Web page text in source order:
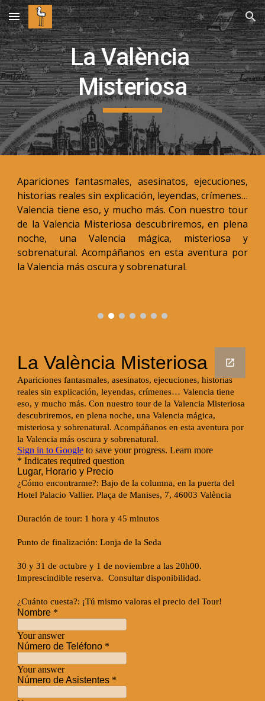
Skip to main content Skip to navigation
La València
Misteriosa
Apariciones fantasmales, asesinatos, ejecuciones,
historias reales sin explicación, leyendas, crímenes…
Valencia tiene eso, y mucho más. Con nuestro tour
de la Valencia Misteriosa descubriremos, en plena
noche, una Valencia mágica, misteriosa y
sobrenatural. Acompáñanos en esta aventura por
la Valencia más oscura y sobrenatural.